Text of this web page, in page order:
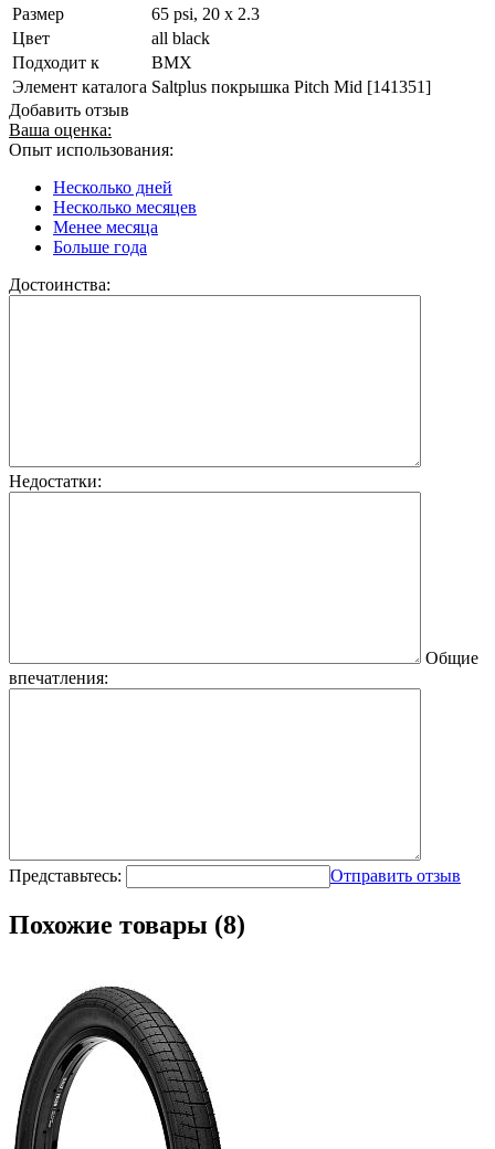
Размер
65 psi, 20 x 2.3
Цвет
all black
Подходит к
BMX
Элемент каталога Saltplus покрышка Pitch Mid [141351]
Добавить отзыв
Ваша оценка:
Опыт использования:
Несколько дней
Несколько месяцев
Менее месяца
Больше года
Достоинства:
Недостатки:
Общие
впечатления:
Представьтесь: Отправить отзыв
Похожие товары (8)